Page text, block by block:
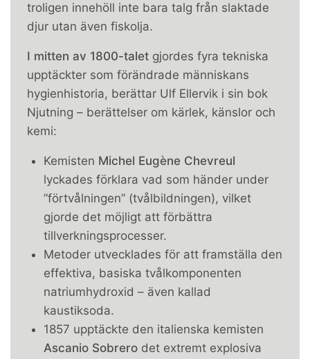
troligen innehöll inte bara talg från slaktade
djur utan även fiskolja.
I mitten av 1800-talet gjordes fyra tekniska
upptäckter som förändrade människans
hygienhistoria, berättar Ulf Ellervik i sin bok
Njutning – berättelser om kärlek, känslor och
kemi:
Kemisten Michel Eugène Chevreul
lyckades förklara vad som händer under
”förtvålningen” (tvålbildningen), vilket
gjorde det möjligt att förbättra
tillverkningsprocesser.
Metoder utvecklades för att framställa den
effektiva, basiska tvålkomponenten
natriumhydroxid – även kallad
kaustiksoda.
1857 upptäckte den italienska kemisten
Ascanio Sobrero det extremt explosiva